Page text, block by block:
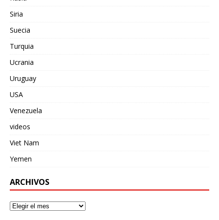
Siria
Suecia
Turquia
Ucrania
Uruguay
USA
Venezuela
videos
Viet Nam
Yemen
ARCHIVOS